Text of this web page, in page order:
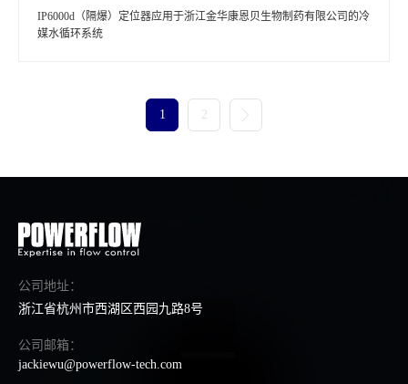
IP6000d（隔爆）定位器应用于浙江金华康恩贝生物制药有限公司的冷
媒水循环系统
1 2
公司地址：
浙江省杭州市西湖区西园九路8号
公司邮箱：
jackiewu@powerflow-tech.com